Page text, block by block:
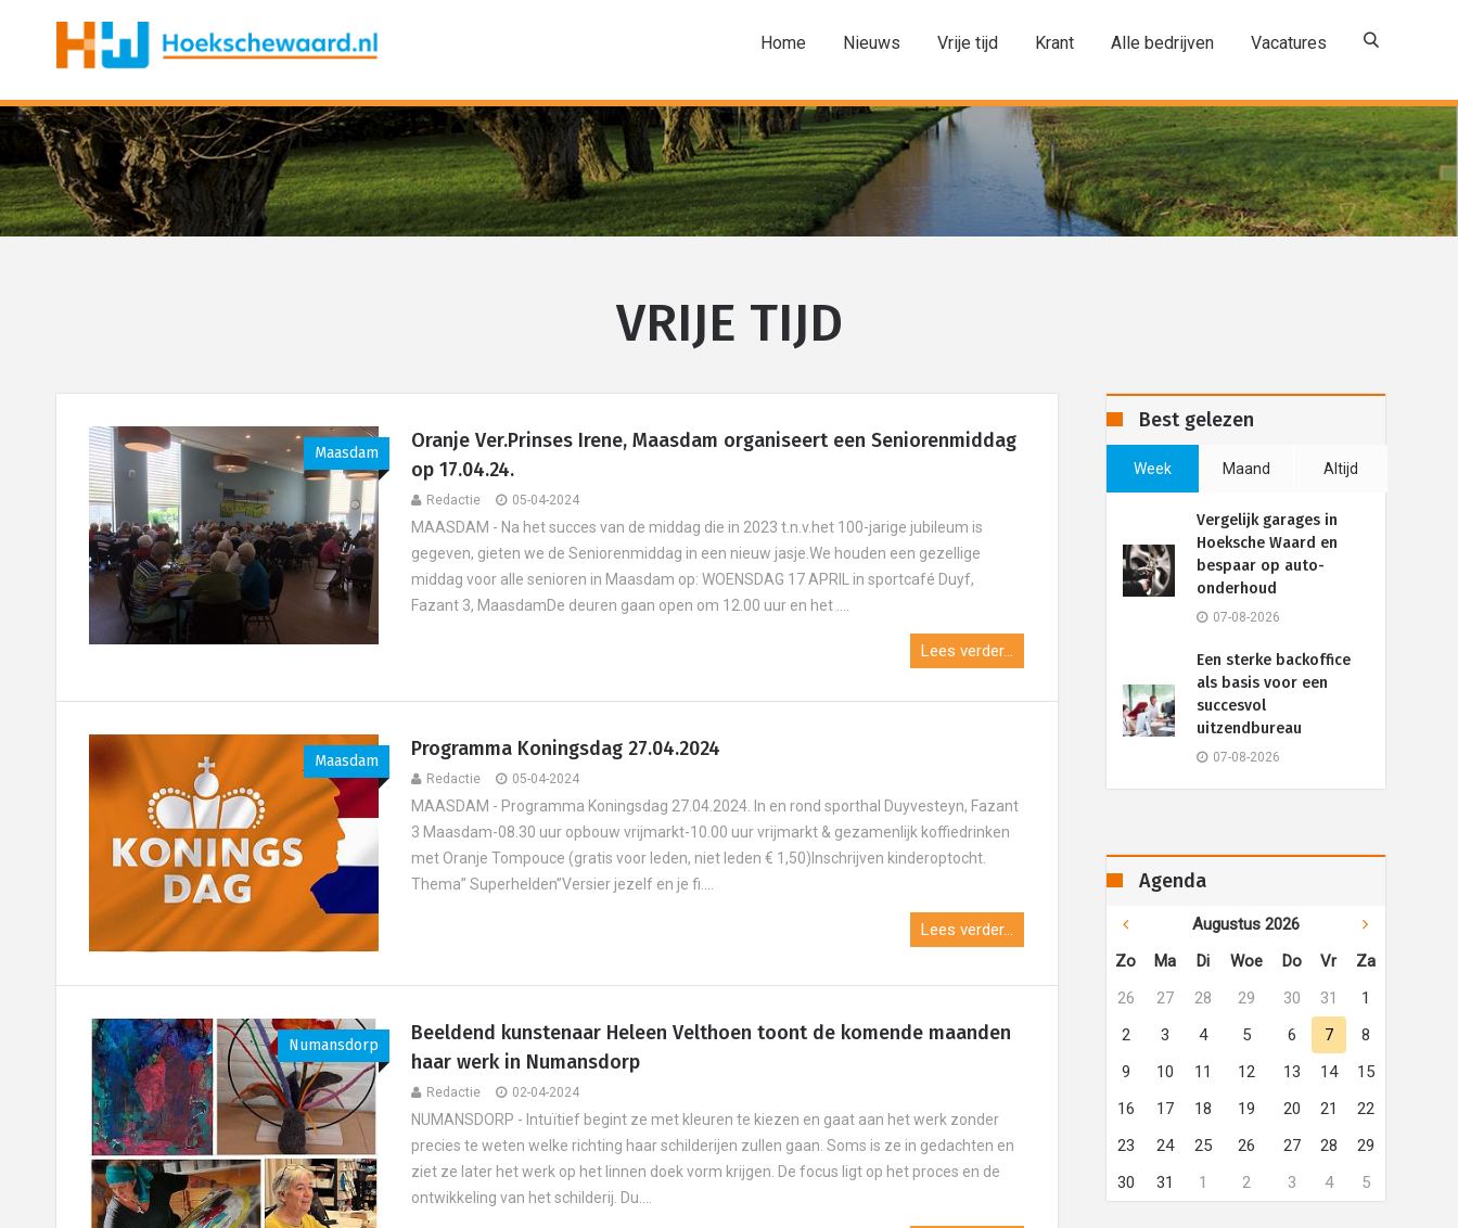
Home Nieuws Vrije tijd Krant Alle bedrijven Vacatures
VRIJE TIJD
Maasdam
Oranje Ver.Prinses Irene, Maasdam organiseert een Seniorenmiddag
op 17.04.24.
Redactie 05-04-2024
MAASDAM - Na het succes van de middag die in 2023 t.n.v.het 100-jarige jubileum is
gegeven, gieten we de Seniorenmiddag in een nieuw jasje.We houden een gezellige
middag voor alle senioren in Maasdam op: WOENSDAG 17 APRIL in sportcafé Duyf,
Fazant 3, MaasdamDe deuren gaan open om 12.00 uur en het ....
Lees verder...
Maasdam
Programma Koningsdag 27.04.2024
Redactie 05-04-2024
MAASDAM - Programma Koningsdag 27.04.2024. In en rond sporthal Duyvesteyn, Fazant
3 Maasdam-08.30 uur opbouw vrijmarkt-10.00 uur vrijmarkt & gezamenlijk koffiedrinken
met Oranje Tompouce (gratis voor leden, niet leden € 1,50)Inschrijven kinderoptocht.
Thema” Superhelden”Versier jezelf en je fi....
Lees verder...
Numansdorp
Beeldend kunstenaar Heleen Velthoen toont de komende maanden
haar werk in Numansdorp
Redactie 02-04-2024
NUMANSDORP - Intuïtief begint ze met kleuren te kiezen en gaat aan het werk zonder
precies te weten welke richting haar schilderijen zullen gaan. Soms is ze in gedachten en
ziet ze later het werk op het linnen doek vorm krijgen. De focus ligt op het proces en de
ontwikkeling van het schilderij. Du....
Best gelezen
Week Maand Altijd
Vergelijk garages in
Hoeksche Waard en
bespaar op auto-
onderhoud
07-08-2026
Een sterke backoffice
als basis voor een
succesvol
uitzendbureau
07-08-2026
Agenda
Augustus 2026
Zo
Ma Di Woe Do Vr
Za
26
27 28 29 30 31
1
2
3 4 5 6 7
8
9
10 11 12 13 14
15
16
17 18 19 20 21
22
23
24 25 26 27 28
29
30
31 1 2 3 4 5